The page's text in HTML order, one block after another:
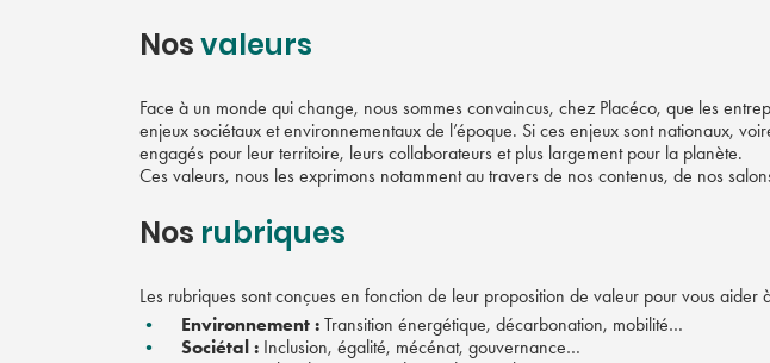
Nosvaleurs
Face à un monde qui change, nous sommes convaincus, chez Placéco, que les
enjeux sociétaux et environnementaux de l’époque. Si ces enjeux sont nationaux,
engagés pour leur territoire, leurs collaborateurs et plus largement pour la planète.
Ces valeurs, nous les exprimons notamment au travers de nos contenus, de nos
Nos rubriques
Les rubriques sont conçues en fonction de leur proposition de valeur pour vous
Environnement : Transition énergétique, décarbonation, mobilité…
Sociétal : Inclusion, égalité, mécénat, gouvernance…